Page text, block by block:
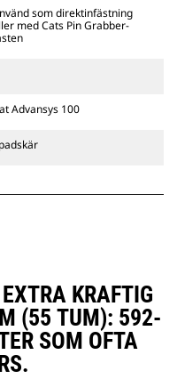
grävmaskiner
Fästen för
är kompatibla med
gångjärn. CW-
för alla
och hjulburna
som direktinfästning
med Cats Pin Grabber-
Advansys 100
KRAFTIG
(55 TUM): 592-
SOM OFTA